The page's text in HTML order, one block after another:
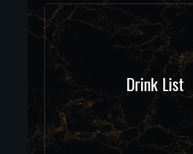
Drink List